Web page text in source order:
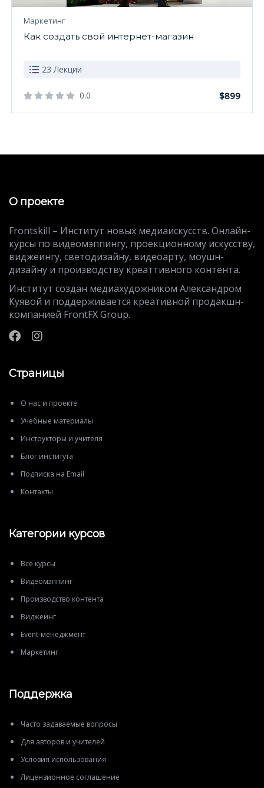
Маркетинг
Как создать свой интернет-магазин
23 Лекции
0.0 $899
О проекте
Frontskill – Институт новых медиаискусств. Онлайн-
курсы по видеомэппингу, проекционному искусству,
виджеингу, светодизайну, видеоарту, моушн-
дизайну и производству креаттивного контента.
Институт создан медиахудожником Александром
Куявой и поддерживается креативной продакшн-
компанией FrontFX Group.
Страницы
О нас и проекте
Учебные материалы
Инструкторы и учителя
Блог института
Подписка на Email
Контакты
Категории курсов
Все курсы
Видеомэппинг
Производство контента
Виджеинг
Event-менеджмент
Маркетинг
Поддержка
Часто задаваемые вопросы
Для авторов и учителей
Условия использования
Лицензионное соглашение